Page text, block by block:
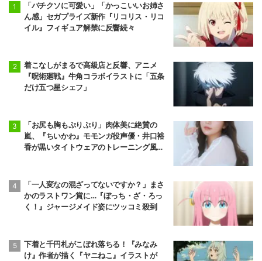
「バチクソに可愛い」「かっこいいお姉さ
ん感」セガプライズ新作『リコリス・リコ
イル』フィギュア解禁に反響続々
着こなしがまるで高級店と反響、アニメ
『呪術廻戦』牛角コラボイラストに「五条
だけ五つ星シェフ」
「お尻も胸もぷりぷり」肉体美に絶賛の
嵐、『ちいかわ』モモンガ役声優・井口裕
香が黒いタイトウェアのトレーニング風景
「一人変なの混ざってないですか？」まさ
かのラストワン賞に…『ぼっち・ざ・ろっ
く！』ジャージメイド姿にツッコミ殺到
下着と千円札がこぼれ落ちる！『みなみ
け』作者が描く『ヤニねこ』イラストが